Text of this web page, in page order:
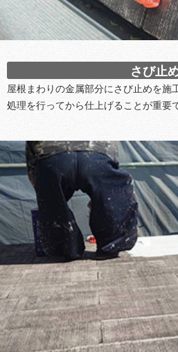
さび止
屋根まわりの金属部分にさび止めを施
処理を行ってから仕上げることが重要